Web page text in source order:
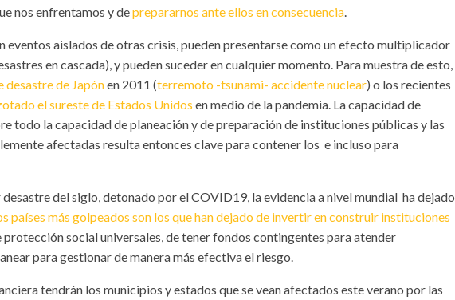
nos enfrentamos y deprepararnos ante ellos en consecuencia.
eventos aislados de otras crisis, pueden presentarse como un efecto multiplicador
en cascada), y pueden suceder en cualquier momento. Para muestra de esto,
desastre de Japónen 2011 (terremoto -tsunami- accidente nuclear) o los recientes
el sureste de Estados Unidos en medio de la pandemia. La capacidad de
todo la capacidad de planeación y de preparación de instituciones públicas y las
afectadas resulta entonces clave para contener los e incluso para
desastre del siglo, detonado por el COVID19, la evidencia a nivel mundial ha dejado
países más golpeados son los que han dejado de invertir en construir instituciones
protección social universales, de tener fondos contingentes para atender
para gestionar de manera más efectiva el riesgo.
tendrán los municipios y estados que se vean afectados este verano por las